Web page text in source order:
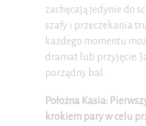
zachęcają jedynie do
szafy i przeczekania
każdego momentu
dramat lub przyjęcie.
porządny bal.
Położna Kasia:
krokiem pary w celu